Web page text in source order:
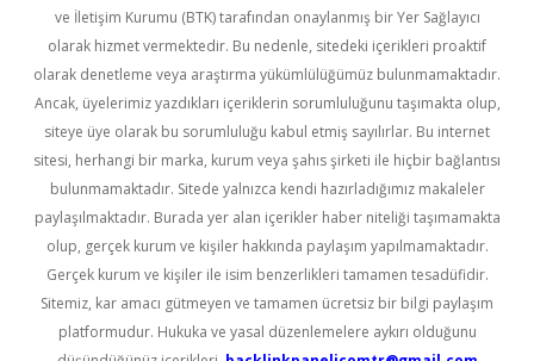
ve İletişim Kurumu (BTK) tarafından onaylanmış bir Yer Sağlayıcı
olarak hizmet vermektedir. Bu nedenle, sitedeki içerikleri proaktif
olarak denetleme veya araştırma yükümlülüğümüz bulunmamaktadır.
Ancak, üyelerimiz yazdıkları içeriklerin sorumluluğunu taşımakta olup,
siteye üye olarak bu sorumluluğu kabul etmiş sayılırlar. Bu internet
sitesi, herhangi bir marka, kurum veya şahıs şirketi ile hiçbir bağlantısı
bulunmamaktadır. Sitede yalnızca kendi hazırladığımız makaleler
paylaşılmaktadır. Burada yer alan içerikler haber niteliği taşımamakta
olup, gerçek kurum ve kişiler hakkında paylaşım yapılmamaktadır.
Gerçek kurum ve kişiler ile isim benzerlikleri tamamen tesadüfidir.
Sitemiz, kar amacı gütmeyen ve tamamen ücretsiz bir bilgi paylaşım
platformudur. Hukuka ve yasal düzenlemelere aykırı olduğunu